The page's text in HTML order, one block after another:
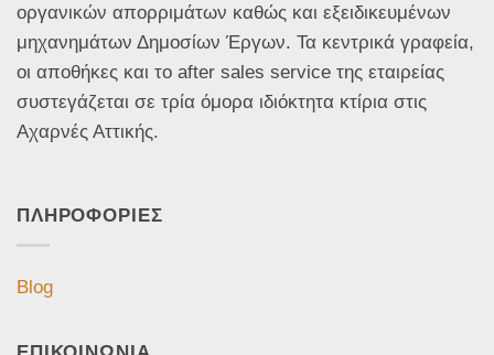
οργανικών απορριμάτων καθώς και εξειδικευμένων
μηχανημάτων Δημοσίων Έργων. Τα κεντρικά γραφεία,
οι αποθήκες και το after sales service της εταιρείας
συστεγάζεται σε τρία όμορα ιδιόκτητα κτίρια στις
Αχαρνές Αττικής.
ΠΛΗΡΟΦΟΡΙΕΣ
Blog